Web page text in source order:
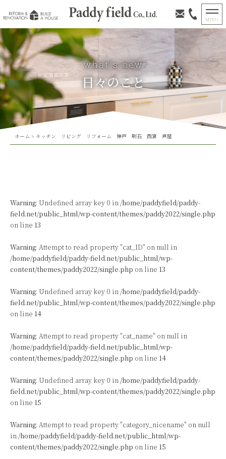
日々のこと
ホーム > キッチン リビング リフォーム 神戸 明石 西宮 芦屋
Warning: Undefined array key 0 in /home/paddyfield/paddy-
field.net/public_html/wp-content/themes/paddy2022/single.php
on line 13
Warning: Attempt to read property "cat_ID" on null in
/home/paddyfield/paddy-field.net/public_html/wp-
content/themes/paddy2022/single.php on line 13
Warning: Undefined array key 0 in /home/paddyfield/paddy-
field.net/public_html/wp-content/themes/paddy2022/single.php
on line 14
Warning: Attempt to read property "cat_name" on null in
/home/paddyfield/paddy-field.net/public_html/wp-
content/themes/paddy2022/single.php on line 14
Warning: Undefined array key 0 in /home/paddyfield/paddy-
field.net/public_html/wp-content/themes/paddy2022/single.php
on line 15
Warning: Attempt to read property "category_nicename" on null
in /home/paddyfield/paddy-field.net/public_html/wp-
content/themes/paddy2022/single.php on line 15